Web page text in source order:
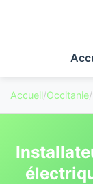
Accueil/Occitanie/